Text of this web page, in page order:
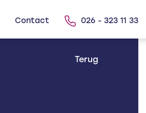
026 - 323 11 33
Contact
Terug